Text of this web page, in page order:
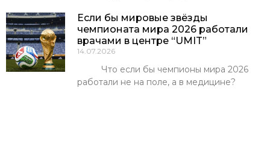
Если бы мировые звёзды
чемпионата мира 2026 работали
врачами в центре “UMIT”
14.07.2026
Что если бы чемпионы мира 2026
работали не на поле, а в медицине?